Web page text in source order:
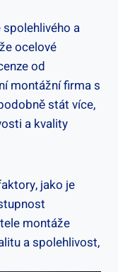
a
ocelové
od
montážní firma s
stát více,
a kvality
jako je
montáže
a spolehlivost,